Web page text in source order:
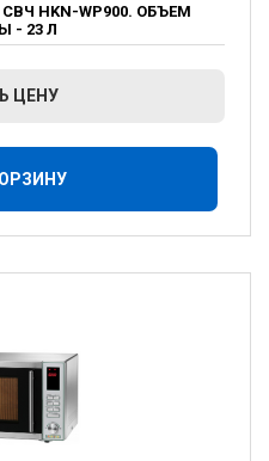
HKN-WP900. ОБЪЕМ
- 23 Л
ЦЕНУ